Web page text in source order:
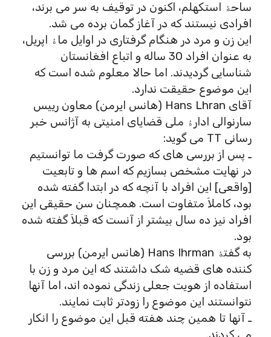
ساحۀ استکهلم، اکنون در توقیف به سر می برند،
افرادی نیستند که در آغاز گمان برده می شد.
این زن و مرد در هنگام گرفتاری در اوایل ماۀ اپریل،
به عنوان افراد 30 ساله و اتباع افغانستان
شناسایی گردیدند. اما حالا معلوم شده است که
این موضوع حقیقت ندارد.
آقای Hans Lhran (هانس ایرمن) معاون رییس
سارنوالی ادارۀ ملی قضایای امنیتی به آژانس خبر
رسانی TT می گوید:
ـ پس از بررسی های که صورت گرفت ما توانستیم
در نهایت مشخص بسازیم که اسم ها و تابعیت
[واقعی] این افراد با آنچه که در ابتدا گفته شده
بود، کاملاَ متفاوت است. همچنان سن حقیقی این
افراد نیز ده سال بیشتر از آنست که قبلاَ گفته شده
بود.
به گفتۀ Hans Ihrman (هانس ایرمن) بررسی
کننده های قضیه شک داشتند که این مرد و زن با
استفاده از هویت جعلی زندگی نموده اند، اما آنها
نتوانستند این موضوع را زودتر ثابت نمایند.
ـ آنها تا همین چند هفته قبل این موضوع را انکار